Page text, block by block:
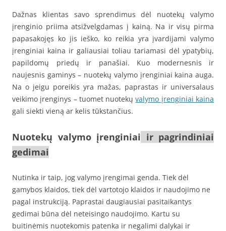
Dažnas klientas savo sprendimus dėl nuotekų valymo
įrenginio priima atsižvelgdamas į kainą. Na ir visų pirma
papasakojęs ko jis ieško, ko reikia yra įvardijami valymo
įrenginiai kaina ir galiausiai toliau tariamasi dėl ypatybių,
papildomų priedų ir panašiai. Kuo modernesnis ir
naujesnis gaminys – nuotekų valymo įrenginiai kaina auga.
Na o jeigu poreikis yra mažas, paprastas ir universalaus
veikimo įrenginys – tuomet nuotekųvalymo įrenginiai kaina
gali siekti vieną ar kelis tūkstančius.
Nuotekų valymo įrenginiai ir pagrindiniai
gedimai
Nutinka ir taip, jog valymo įrengimai genda. Tiek dėl
gamybos klaidos, tiek dėl vartotojo klaidos ir naudojimo ne
pagal instrukciją. Paprastai daugiausiai pasitaikantys
gedimai būna dėl neteisingo naudojimo. Kartu su
buitinėmis nuotekomis patenka ir negalimi dalykai ir